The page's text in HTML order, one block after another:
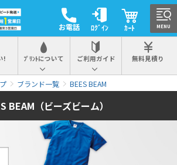
お電話 ﾛｸﾞｲﾝ ｶｰﾄ
! ﾌﾟﾘﾝﾄについて ご利用ガイド 無料見積り
ブランド一覧 BEES BEAM
BEAM（ビーズビーム）
MENU